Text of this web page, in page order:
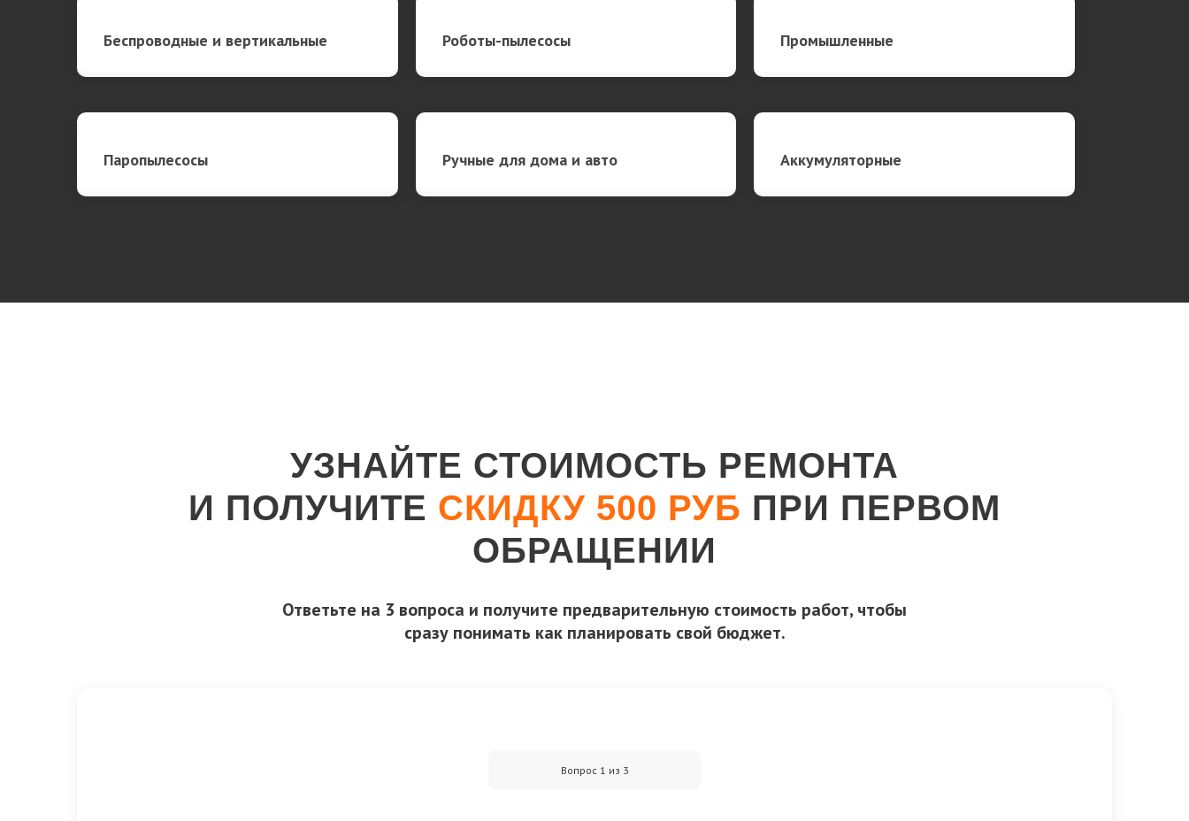
Беспроводные и вертикальные Роботы-пылесосы Промышленные
Паропылесосы Ручные для дома и авто Аккумуляторные
УЗНАЙТЕ СТОИМОСТЬ РЕМОНТА
И ПОЛУЧИТЕ СКИДКУ 500 РУБ ПРИ ПЕРВОМ
ОБРАЩЕНИИ
Ответьте на 3 вопроса и получите предварительную стоимость работ, чтобы
сразу понимать как планировать свой бюджет.
Вопрос 1 из 3